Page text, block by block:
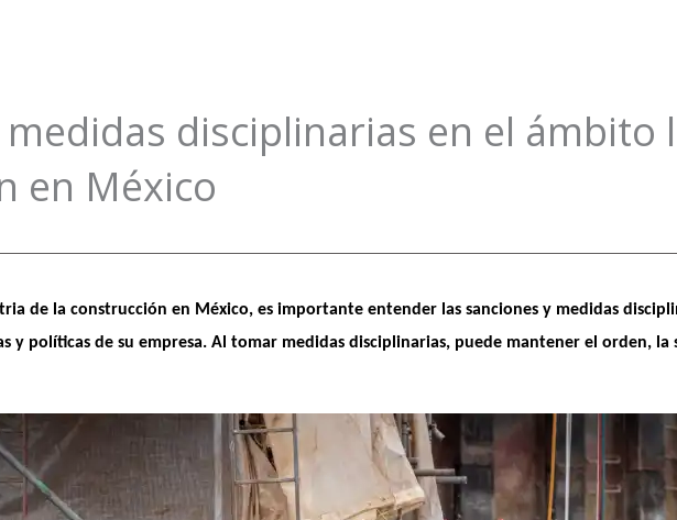
medidas disciplinarias en el ámbito
en México
de la construcción en México, es importante entender las sanciones y medidas
y políticas de su empresa. Al tomar medidas disciplinarias, puede mantener el orden,